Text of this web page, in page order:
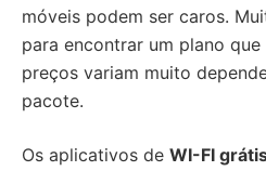
móveis podem ser caros.
para encontrar um plano
preços variam muito
pacote.
Os aplicativos de WI-FI